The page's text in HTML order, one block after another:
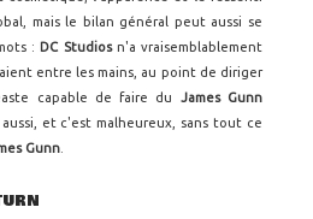
mais le bilan général peut aussi se
: DC Studios n'a vraisemblablement
entre les mains, au point de diriger
capable de faire du James Gunn
aussi, et c'est malheureux, sans tout ce
Gunn.